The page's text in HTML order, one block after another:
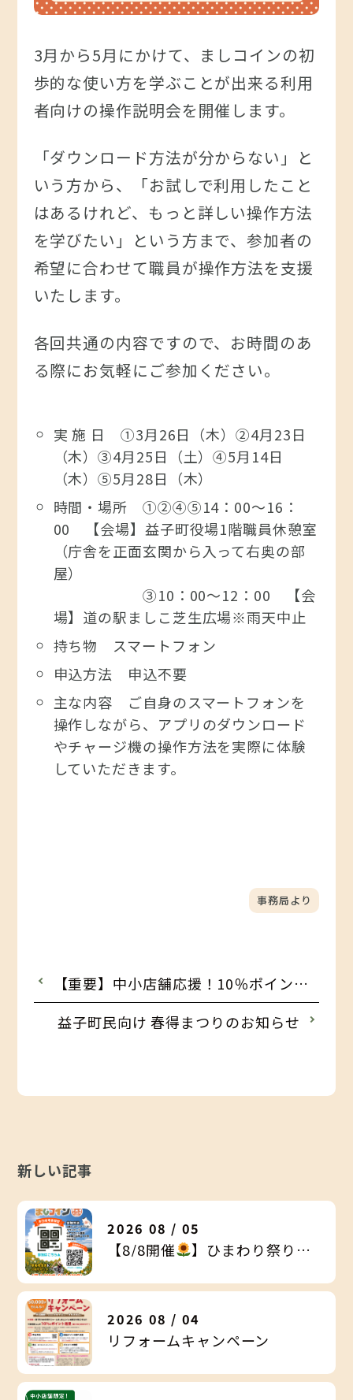
3月から5月にかけて、ましコインの初
歩的な使い方を学ぶことが出来る利用
者向けの操作説明会を開催します。
「ダウンロード方法が分からない」と
いう方から、「お試しで利用したこと
はあるけれど、もっと詳しい操作方法
を学びたい」という方まで、参加者の
希望に合わせて職員が操作方法を支援
いたします。
各回共通の内容ですので、お時間のあ
る際にお気軽にご参加ください。
実 施 日 ①3月26日（木）②4月23日
（木）③4月25日（土）④5月14日
（木）⑤5月28日（木）
時間・場所 ①②④⑤14：00～16：
00 【会場】益子町役場1階職員休憩室
（庁舎を正面玄関から入って右奥の部
屋）
③10：00～12：00 【会
場】道の駅ましこ芝生広場※雨天中止
持ち物 スマートフォン
申込方法 申込不要
主な内容 ご自身のスマートフォンを
操作しながら、アプリのダウンロード
やチャージ機の操作方法を実際に体験
していただきます。
事務局より
【重要】中小店舗応援！10％ポイントバックキャンペーン早期終了のおしらせ
益子町民向け 春得まつりのお知らせ
新しい記事
2026 08 / 05
【8/8開催 】ひまわり祭り来場者限定キャンペーン
2026 08 / 04
リフォームキャンペーン